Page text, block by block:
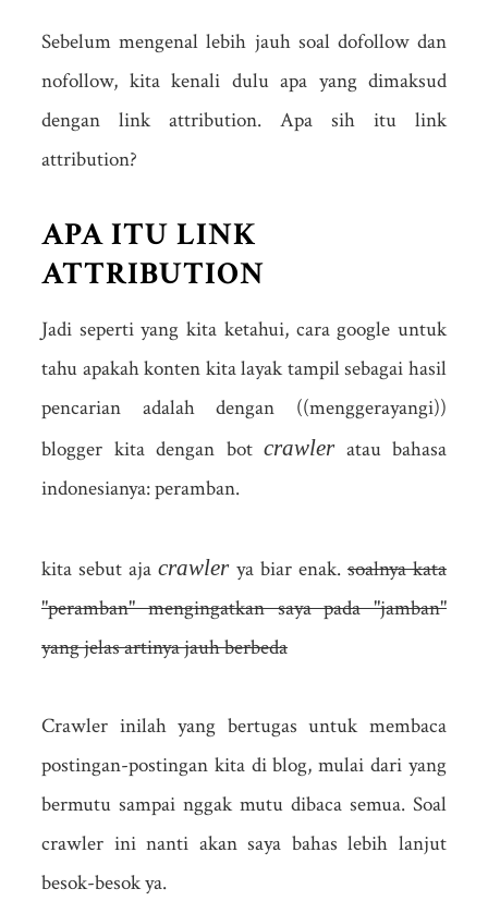
Sebelum mengenal lebih jauh soal dofollow dan
nofollow, kita kenali dulu apa yang dimaksud
dengan link attribution. Apa sih itu link
attribution?
APA ITU LINK
ATTRIBUTION
Jadi seperti yang kita ketahui, cara google untuk
tahu apakah konten kita layak tampil sebagai hasil
pencarian adalah dengan ((menggerayangi))
blogger kita dengan bot crawleratau bahasa
indonesianya: peramban.
kita sebut ajacrawlerya biar enak.soalnya kata
"peramban" mengingatkan saya pada "jamban"
yang jelas artinya jauh berbeda
Crawler inilah yang bertugas untuk membaca
postingan-postingan kita di blog, mulai dari yang
bermutu sampai nggak mutu dibaca semua. Soal
crawler ini nanti akan saya bahas lebih lanjut
besok-besok ya.